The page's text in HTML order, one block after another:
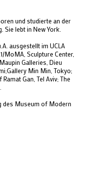
und studierte an der
Sie lebt in New York.
ausgestellt im UCLA
MoMA, Sculpture Center,
Galleries, Dieu
Min Min, Tokyo;
Gan, Tel Aviv; The
des Museum of Modern